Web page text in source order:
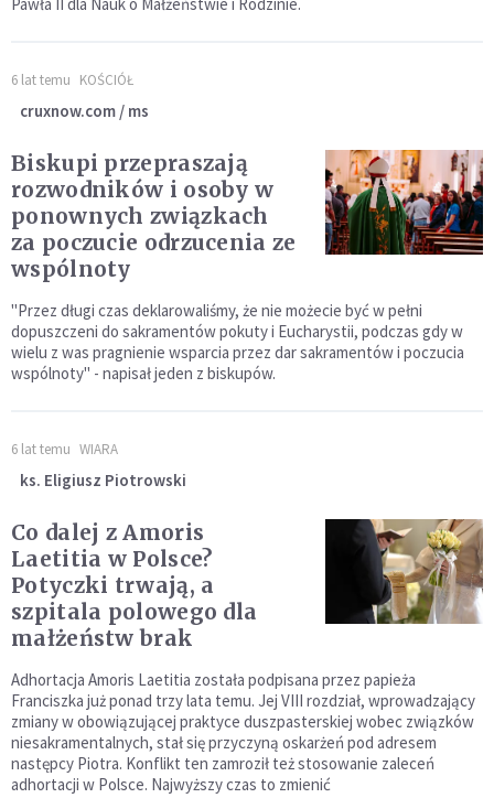
6 lat temu KOŚCIÓŁ
cruxnow.com / ms
Biskupi przepraszają
rozwodników i osoby w
ponownych związkach
za poczucie odrzucenia ze
wspólnoty
"Przez długi czas deklarowaliśmy, że nie możecie być w pełni
dopuszczeni do sakramentów pokuty i Eucharystii, podczas gdy w
wielu z was pragnienie wsparcia przez dar sakramentów i poczucia
wspólnoty" - napisał jeden z biskupów.
6 lat temu WIARA
ks. Eligiusz Piotrowski
Co dalej z Amoris
Laetitia w Polsce?
Potyczki trwają, a
szpitala polowego dla
małżeństw brak
Adhortacja Amoris Laetitia została podpisana przez papieża
Franciszka już ponad trzy lata temu. Jej VIII rozdział, wprowadzający
zmiany w obowiązującej praktyce duszpasterskiej wobec związków
niesakramentalnych, stał się przyczyną oskarżeń pod adresem
następcy Piotra. Konflikt ten zamroził też stosowanie zaleceń
adhortacji w Polsce. Najwyższy czas to zmienić